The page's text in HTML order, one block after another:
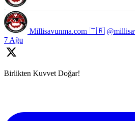
Millisavunma.com 🇹🇷
7 Ağu
Birlikten Kuvvet Doğar!